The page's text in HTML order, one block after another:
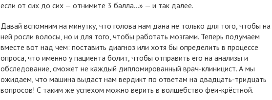
если от сих до сих — отнимите 3 балла...» — и так далее.
Давай вспомним на минутку, что голова нам дана не только для того, чтобы на
ней росли волосы, но и для того, чтобы работать мозгами. Теперь подумаем
вместе вот над чем: поставить диагноз или хотя бы определить в процессе
опроса, что именно у пациента болит, чтобы отправить его на анализы и
обследование, сможет не каждый дипломированный врач-клиницист. А мы
ожидаем, что машина выдаст нам вердикт по ответам на двадцать-тридцать
вопросов! С таким же успехом можно верить в волшебство феи-крёстной.